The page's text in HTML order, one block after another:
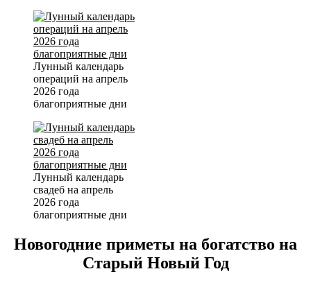
Лунный календарь
операций на апрель
2026 года
благоприятные дни
Лунный календарь
свадеб на апрель
2026 года
благоприятные дни
Новогодние приметы на богатство на
Старый Новый Год